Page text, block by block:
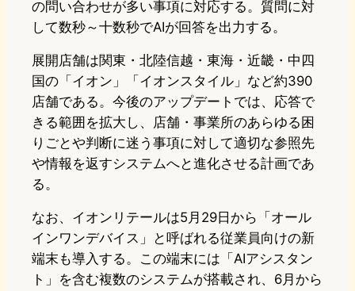
の問い合わせが多い事項に対応する。質問に対
して数秒～十数秒でAIが回答を出力する。
展開店舗は関東・北陸信越・東海・近畿・中四
国の「イオン」「イオンスタイル」など約390
店舗である。今後のアップデートでは、応答で
きる範囲を拡大し、店舗・事業所のあらゆる困
りごとや判断に迷う事項に対して適切な参照先
や情報を返すシステムへと進化させる計画であ
る。
なお、イオンリテールは5月29日から「オール
インワンデバイス」と呼ばれる従業員向けの新
端末も導入する。この端末には「AIアシスタン
ト」を含む複数のシステムが搭載され、6月から